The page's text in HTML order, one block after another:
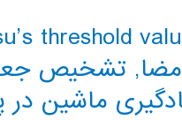
threshold
, تشخیص
ماشین در